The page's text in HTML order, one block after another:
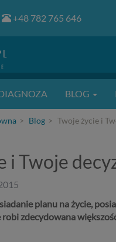
+48 782 765 646
BLOG
Blog Twoje życie i
i Twoje
planu na życie,
robi zdecydowana